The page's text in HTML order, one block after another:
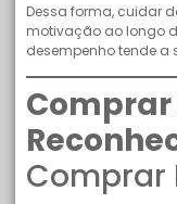
Dessa forma, cuidar
motivação ao longo
desempenho tende a
Comprar